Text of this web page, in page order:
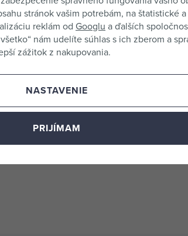
13.3.2022
stránok vašim potrebám, na štatistické a
reklám od Googlu a ďalších
nám udelíte súhlas s ich zberom a
zážitok z nakupovania.
NASTAVENIE
PRIJÍMAM